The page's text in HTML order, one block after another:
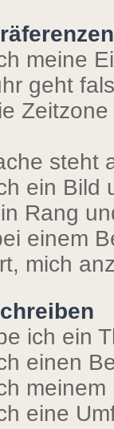
meine
geht
steht
ein Bild
Rang
einem
mich
ich ein
einen
eine